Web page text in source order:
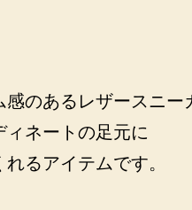
感のあるレザースニー
ィネートの足元に
るアイテムです。